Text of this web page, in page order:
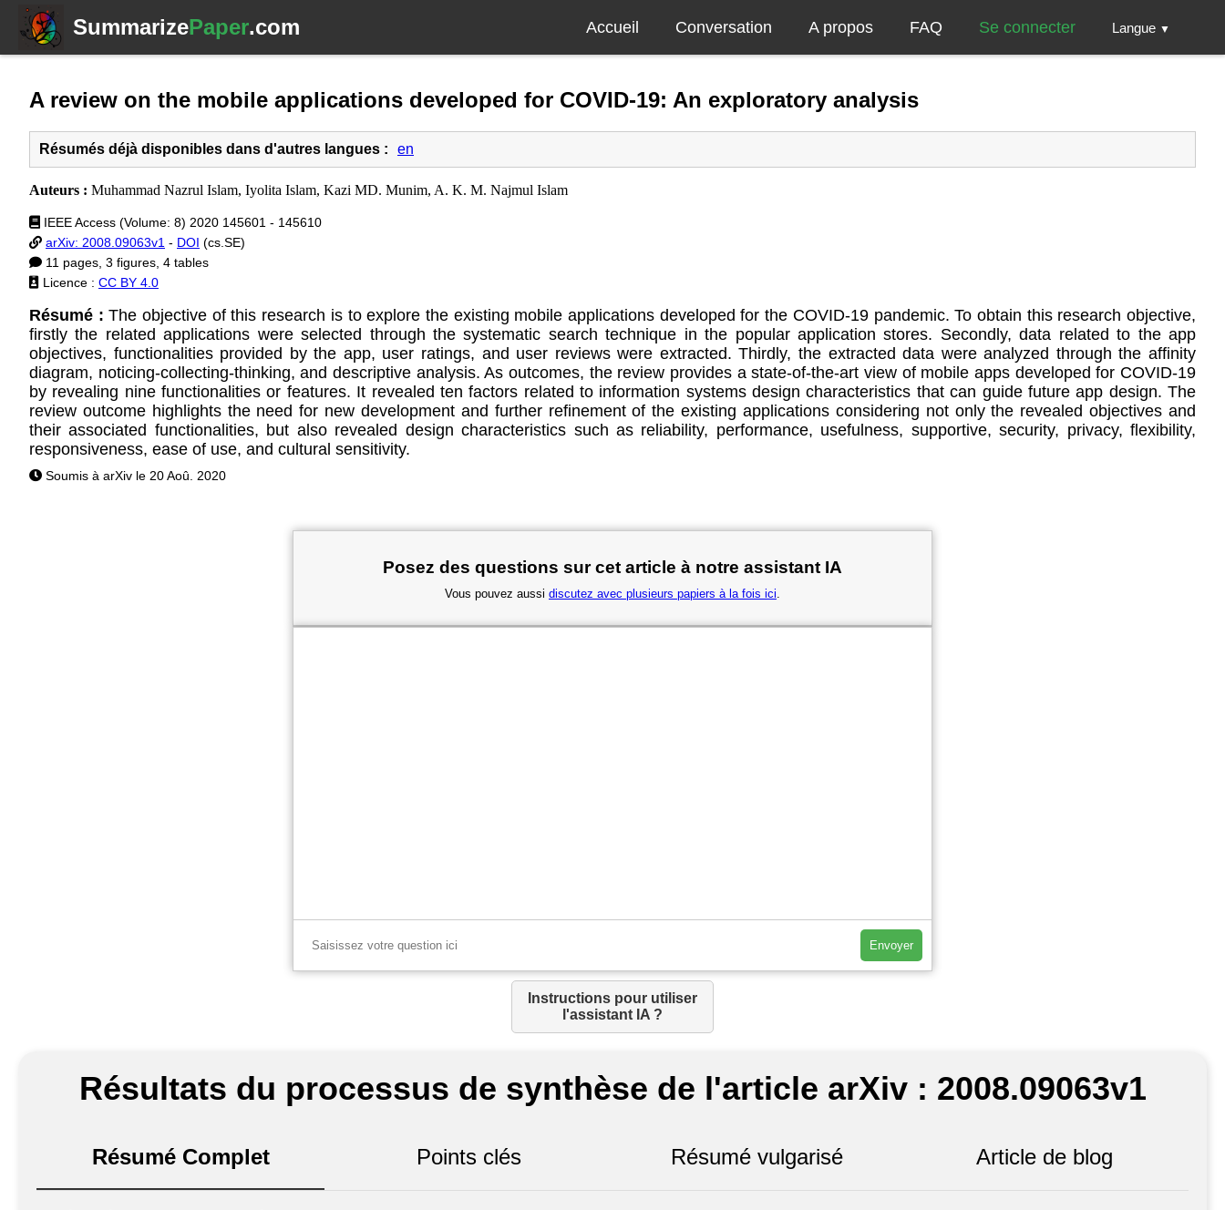
SummarizePaper.com Accueil Conversation A propos FAQ Se connecter Langue ▼
A review on the mobile applications developed for COVID-19: An exploratory analysis
Résumés déjà disponibles dans d'autres langues : en
Auteurs : Muhammad Nazrul Islam, Iyolita Islam, Kazi MD. Munim, A. K. M. Najmul Islam
IEEE Access (Volume: 8) 2020 145601 - 145610
arXiv: 2008.09063v1 - DOI (cs.SE)
11 pages, 3 figures, 4 tables
Licence : CC BY 4.0
Résumé : The objective of this research is to explore the existing mobile applications developed for the COVID-19 pandemic. To obtain this research objective,
firstly the related applications were selected through the systematic search technique in the popular application stores. Secondly, data related to the app
objectives, functionalities provided by the app, user ratings, and user reviews were extracted. Thirdly, the extracted data were analyzed through the affinity
diagram, noticing-collecting-thinking, and descriptive analysis. As outcomes, the review provides a state-of-the-art view of mobile apps developed for COVID-19
by revealing nine functionalities or features. It revealed ten factors related to information systems design characteristics that can guide future app design. The
review outcome highlights the need for new development and further refinement of the existing applications considering not only the revealed objectives and
their associated functionalities, but also revealed design characteristics such as reliability, performance, usefulness, supportive, security, privacy, flexibility,
responsiveness, ease of use, and cultural sensitivity.
Soumis à arXiv le 20 Aoû. 2020
Posez des questions sur cet article à notre assistant IA
Vous pouvez aussi discutez avec plusieurs papiers à la fois ici.
Envoyer
Instructions pour utiliser
l'assistant IA ?
Résultats du processus de synthèse de l'article arXiv : 2008.09063v1
Résumé Complet Points clés Résumé vulgarisé Article de blog